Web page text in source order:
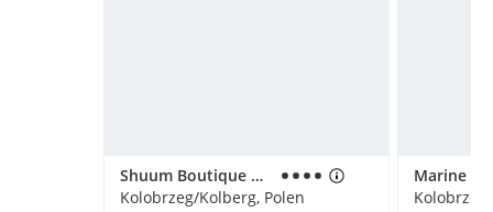
Shuum Boutique Wellness Hotel
Kolobrzeg/Kolberg, Polen